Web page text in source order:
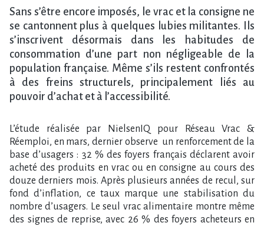
Sans s’être encore imposés, le vrac et la consigne ne
se cantonnent plus à quelques lubies militantes. Ils
s’inscrivent désormais dans les habitudes de
consommation d’une part non négligeable de la
population française. Même s’ils restent confrontés
à des freins structurels, principalement liés au
pouvoir d’achat et à l’accessibilité.
L’étude réalisée par NielsenIQ pour Réseau Vrac &
Réemploi, en mars, dernier observe un renforcement de la
base d’usagers : 32 % des foyers français déclarent avoir
acheté des produits en vrac ou en consigne au cours des
douze derniers mois. Après plusieurs années de recul, sur
fond d’inflation, ce taux marque une stabilisation du
nombre d’usagers. Le seul vrac alimentaire montre même
des signes de reprise, avec 26 % des foyers acheteurs en